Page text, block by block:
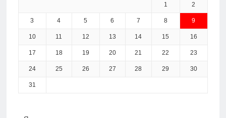
1 2
3 4 5 6 7 8 9
10 11 12 13 14 15 16
17 18 19 20 21 22 23
24 25 26 27 28 29 30
31